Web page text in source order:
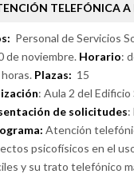
TELEFÓNICA A
Personal de Servicios
de noviembre. Horario:
Plazas: 15
: Aula 2 del Edificio
de solicitudes:
Atención
psicofísicos en el
y su trato telefónico